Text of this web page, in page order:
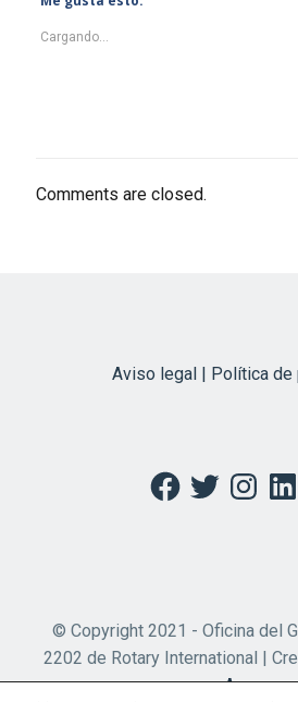
Cargando...
Comments are closed.
Aviso legal | Política de
Facebook
TwitterInstagram
© Copyright 2021 - Oficina del
2202 de Rotary International |
Apps